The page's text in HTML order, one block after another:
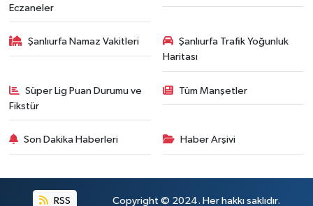
Eczaneler
Şanlıurfa Namaz Vakitleri
Şanlıurfa Trafik Yoğunluk
Haritası
Süper Lig Puan Durumu ve
Fikstür
Tüm Manşetler
Son Dakika Haberleri Haber Arşivi
RSS Copyright © 2024. Her hakkı saklıdır.